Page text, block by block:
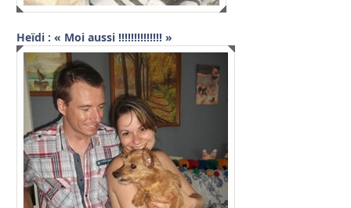
Heïdi : « Moi aussi !!!!!!!!!!!!!! »